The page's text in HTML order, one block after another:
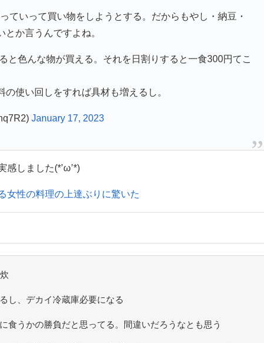
ていって買い物をしようとする。だからもやし・納豆・
か言うんですよね。
と色んな物が買える。それを日割りすると一食300円てこ
使い回しをすれば具材も増えるし。
January 17, 2023
感しました(*’ω’*)
女性の料理の上達ぶりに驚いた
し、デカイ冷蔵庫必要になる
食うかの勝負だと思ってる。間違いだろうなとも思う